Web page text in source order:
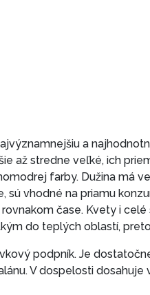
a
až stredne veľké, ich
farby. Dužina má
vhodné na priamu
čase. Kvety i
do teplých oblastí,
podpník. Je
V dospelosti